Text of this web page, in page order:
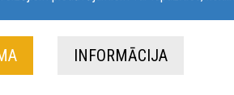
INFORMĀCIJA